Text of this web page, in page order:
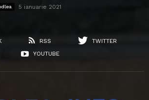
5 ianuarie 2021
RSS
TWITTER
YOUTUBE